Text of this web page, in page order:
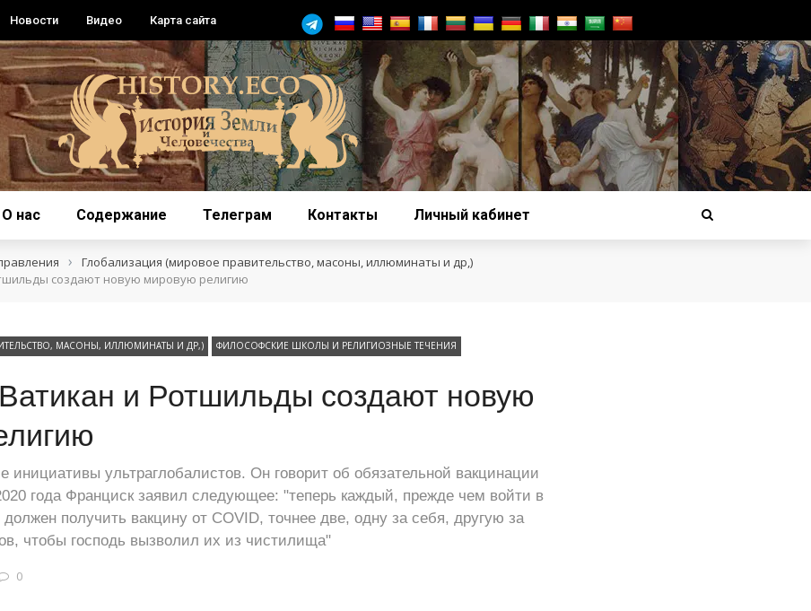
Новости Видео Карта сайта
О нас Содержание Телеграм Контакты Личный кабинет
› Глобализация (мировое правительство, масоны, иллюминаты и др,)
создают новую мировую религию
МАСОНЫ, ИЛЛЮМИНАТЫ И ДР,) ФИЛОСОФСКИЕ ШКОЛЫ И РЕЛИГИОЗНЫЕ ТЕЧЕНИЯ
и Ротшильды создают новую
инициативы ультраглобалистов. Он говорит об обязательной вакцинации
года Франциск заявил следующее: "теперь каждый, прежде чем войти в
получить вакцину от COVID, точнее две, одну за себя, другую за
чтобы господь вызволил их из чистилища"
0